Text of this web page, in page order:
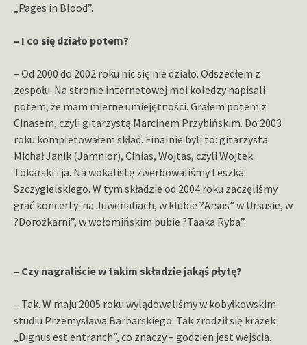
„Pages in Blood”.
– I co się działo potem?
– Od 2000 do 2002 roku nic się nie działo. Odszedłem z
zespołu. Na stronie internetowej moi koledzy napisali
potem, że mam mierne umiejętności. Grałem potem z
Cinasem, czyli gitarzystą Marcinem Przybińskim. Do 2003
roku kompletowałem skład. Finalnie byli to: gitarzysta
Michał Janik (Jamnior), Cinias, Wojtas, czyli Wojtek
Tokarski i ja. Na wokalistę zwerbowaliśmy Leszka
Szczygielskiego. W tym składzie od 2004 roku zaczęliśmy
grać koncerty: na Juwenaliach, w klubie ?Arsus” w Ursusie, w
?Dorożkarni”, w wołomińskim pubie ?Taaka Ryba”.
– Czy nagraliście w takim składzie jakąś płytę?
– Tak. W maju 2005 roku wylądowaliśmy w kobyłkowskim
studiu Przemysława Barbarskiego. Tak zrodził się krążek
„Dignus est entranch”, co znaczy – godzien jest wejścia.